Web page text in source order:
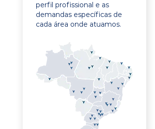
perfil profissional e as
demandas específicas de
cada área onde atuamos.